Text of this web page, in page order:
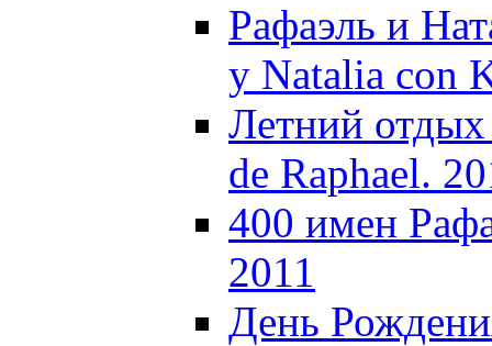
Рафаэль и
y Natalia con
Летний отдых
de Raphael.
400 имен
2011
День